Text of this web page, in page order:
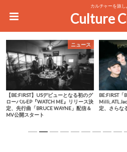
カルチャーを旅し
Culture
ニュース
【BE:FIRST】USデビューとなる初のグ
ローバルEP『WATCH ME』リリース決
定、先行曲「BRUCE WAYNE」配信＆
MV公開スタート
BE:FIRST「
Milli, ATL
定、さらな